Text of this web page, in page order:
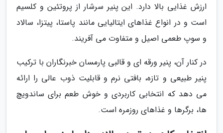
ارزش غذایی بالا دارد. این پنیر سرشار از پروتئین و کلسیم
است و در انواع غذاهای ایتالیایی مانند پاستا، پیتزا، سالاد
و سوپ طعمی اصیل و متفاوت می آفریند.
در کنار آن، پنیر ورقه ای و قالبی پارمسان خبرنگاران با ترکیب
پنیر طبیعی و تازه، بافتی نرم و قابلیت ذوب عالی را ارائه
می دهد که انتخابی کاربردی و خوش طعم برای ساندویچ
ها، برگرها و غذاهای روزمره است.